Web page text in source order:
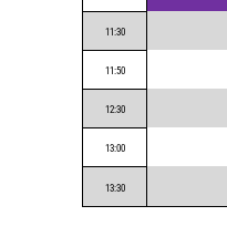
11:30
11:50
12:30
13:00
13:30